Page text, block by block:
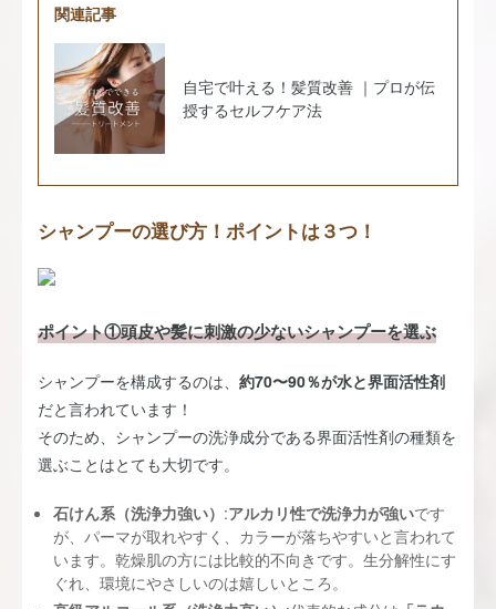
関連記事
自宅で叶える！髪質改善 ｜プロが伝
授するセルフケア法
シャンプーの選び方！ポイントは３つ！
ポイント①頭皮や髪に刺激の少ないシャンプーを選ぶ
シャンプーを構成するのは、 約70〜90％が水と界面活性剤
だと言われています！
そのため、シャンプーの洗浄成分である界面活性剤の種類を
選ぶことはとても大切です。
石けん系（洗浄力強い） :アルカリ性で洗浄力が強いです
が、パーマが取れやすく、カラーが落ちやすいと言われて
います。乾燥肌の方には比較的不向きです。生分解性にす
ぐれ、環境にやさしいのは嬉しいところ。